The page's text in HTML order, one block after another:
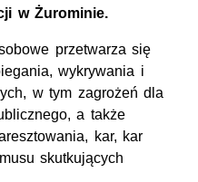
w Żurominie.
przetwarza się
wykrywania i
w tym zagrożeń dla
a także
kar, kar
skutkujących